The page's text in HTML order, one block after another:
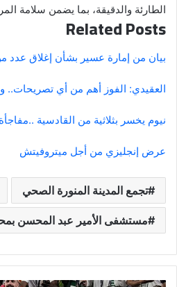
الطارئة والدقيقة، بما يضمن سلامة
Related Posts
بيان من إمارة عسير بشأن إغلاق عدد
العقيدي: الفوز أهم من أي تصريحات..
نيوم يخسر بثلاثية من القادسية ..
عرض إنجليزي من أجل ميتروفيتش
تجمع المدينة المنورة الصحي
مستشفى الأمير عبد المحسن